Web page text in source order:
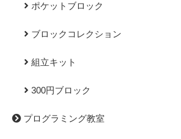
ポケットブロック
ブロックコレクション
組立キット
300円ブロック
プログラミング教室